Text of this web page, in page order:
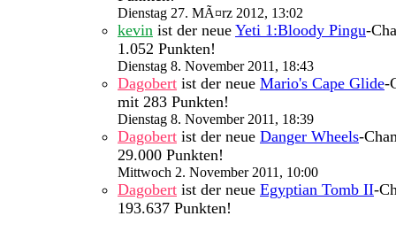
Dienstag 27. MÃ¤rz 2012, 13:02
kevin ist der neue Yeti 1:Bloody Pingu-
1.052 Punkten!
Dienstag 8. November 2011, 18:43
Dagobert ist der neue Mario's Cape Glide-
mit 283 Punkten!
Dienstag 8. November 2011, 18:39
Dagobert ist der neue Danger Wheels-
29.000 Punkten!
Mittwoch 2. November 2011, 10:00
Dagobert ist der neue Egyptian Tomb II-
193.637 Punkten!